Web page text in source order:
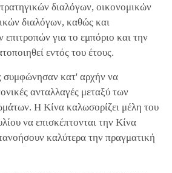
διαλόγων, οικονομικών
διαλόγων, καθώς και
επιτροπών για το εμπόριο και την
εντός του έτους.
συμφώνησαν κατ' αρχήν να
ανταλλαγές μεταξύ των
Η Κίνα καλωσορίζει μέλη του
να επισκέπτονται την Κίνα
καλύτερα την πραγματική